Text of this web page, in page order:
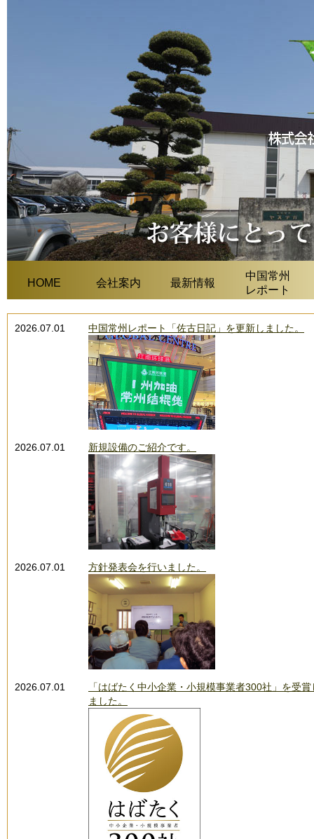
HOME 会社案内 最新情報
中国常州
レポート
2026.07.01 中国常州レポート「佐古日記」を更新しました。
2026.07.01 新規設備のご紹介です。
2026.07.01 方針発表会を行いました。
2026.07.01
「はばたく中小企業・小規模事業者300社」を受賞
ました。